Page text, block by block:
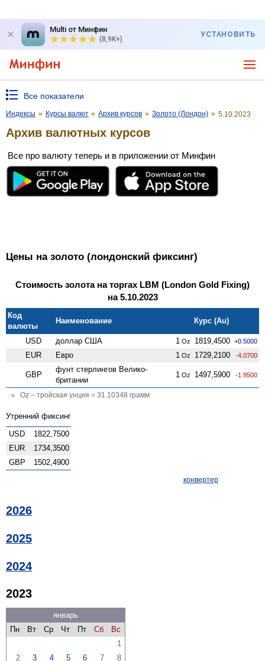
Multi от Минфин
(8,9K+)
УСТАНОВИТЬ
Все показатели
Индексы » Курсы валют » Архив курсов » Золото (Лондон) » 5.10.2023
Архив валютных курсов
Все про валюту теперь и в приложении от Минфин
Цены на золото (лондонский фиксинг)
Стоимость золота на торгах LBM (London Gold Fixing)
на 5.10.2023
Код
валюты
Наименование Курс (Au)
USD доллар США 1 Oz 1819,4500 +0.5000
EUR Евро 1 Oz 1729,2100 -4.0700
GBP
фунт стерлингов Велико­
британии
1 Oz 1497,5900 -1.9500
Oz – тройская унция = 31.10348 грамм
Утренний фиксинг
USD
1822,7500
EUR
1734,3500
GBP
1502,4900
конвертер
2026
2025
2024
2023
январь
Пн
Вт Ср Чт Пт Сб
Вс
1
2
3 4 5 6 7
8